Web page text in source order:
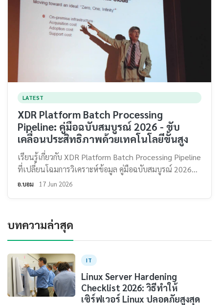
LATEST
XDR Platform Batch Processing
Pipeline: คู่มือฉบับสมบูรณ์ 2026 - ขับ
เคลื่อนประสิทธิภาพด้วยเทคโนโลยีขั้นสูง
เรียนรู้เกี่ยวกับ XDR Platform Batch Processing Pipeline
ที่เปลี่ยนโฉมการวิเคราะห์ข้อมูล คู่มือฉบับสมบูรณ์ 2026...
อ.บอม 17 Jun 2026
บทความล่าสุด
IT
Linux Server Hardening
Checklist 2026: วิธีทำให้
เซิร์ฟเวอร์ Linux ปลอดภัยสูงสุด